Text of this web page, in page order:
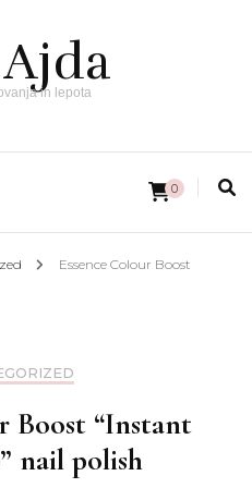
in lepota
0
Essence Colour Boost
Boost “Instant
nail polish